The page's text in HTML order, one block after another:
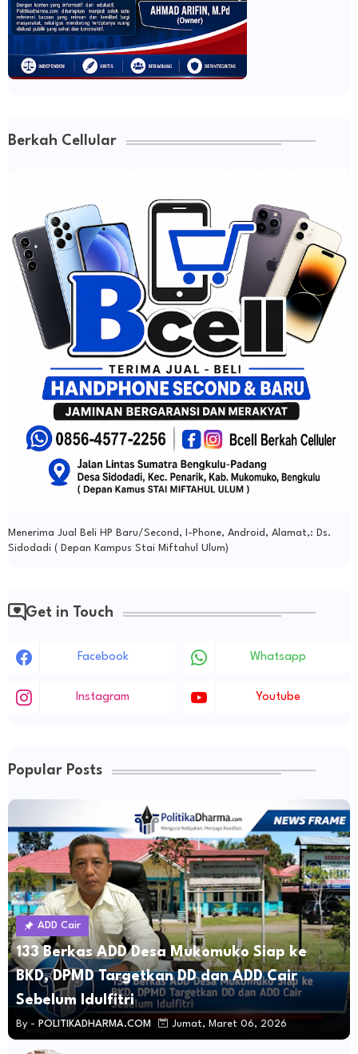
Berkah Cellular
Menerima Jual Beli HP Baru/Second, I-Phone, Android, Alamat,: Ds.
Sidodadi ( Depan Kampus Stai Miftahul Ulum)
Get in Touch
Facebook Whatsapp
Instagram Youtube
Popular Posts
ADD Cair
133 Berkas ADD Desa Mukomuko Siap ke
BKD, DPMD Targetkan DD dan ADD Cair
Sebelum Idulfitri
By - POLITIKADHARMA.COM Jumat, Maret 06, 2026